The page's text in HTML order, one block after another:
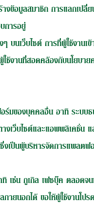
งข้อมูลสมาชิก การแลกเป
การอยู่
เว็บไซต์ การที่ผู้ใช้งานเข้
ช้งานที่สอดคล้องกับนโยบ
ร์มของบุคคลอื่น อาทิ ระบ
งเว็บไซต์และแอพพลิเคชั่
เป็นผู้บริหารจัดการแพลต
เช่น กูเกิล เฟซบุ๊ค ตลอด
ายนอกได้ ขอให้ผู้ใช้งานโ